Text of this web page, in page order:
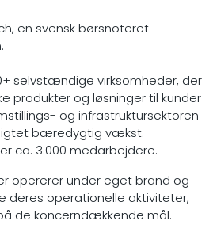
en svensk børsnoteret
selvstændige virksomheder, der
produkter og løsninger til kunder
og infrastruktursektoren
bæredygtig vækst.
ca. 3.000 medarbejdere.
opererer under eget brand og
deres operationelle aktiviteter,
de koncerndækkende mål.